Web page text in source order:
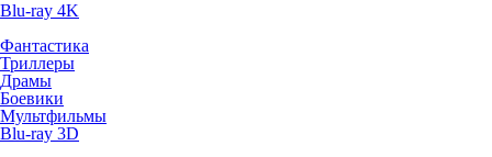
Blu-ray 4K
Фантастика
Триллеры
Драмы
Боевики
Мультфильмы
Blu-ray 3D